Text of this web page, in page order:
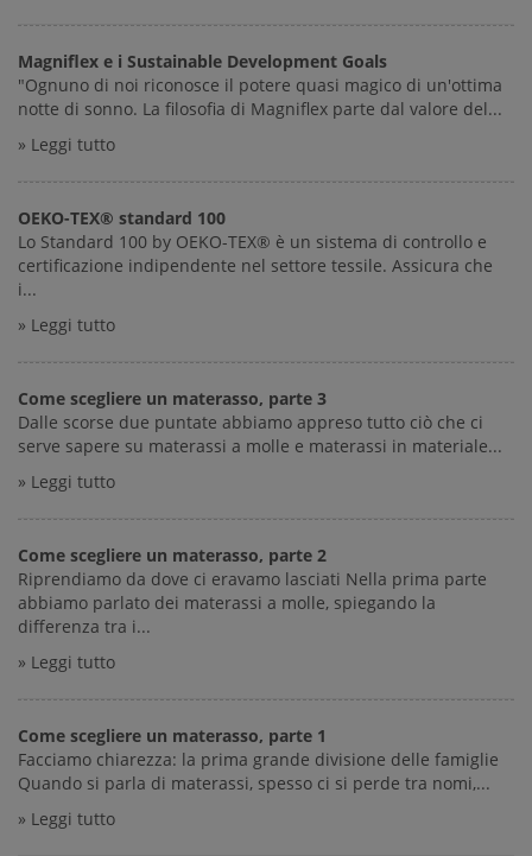
Magniflex e i Sustainable Development Goals
"Ognuno di noi riconosce il potere quasi magico di un'ottima
notte di sonno. La filosofia di Magniflex parte dal valore del...
» Leggi tutto
OEKO-TEX® standard 100
Lo Standard 100 by OEKO-TEX® è un sistema di controllo e
certificazione indipendente nel settore tessile. Assicura che
i...
» Leggi tutto
Come scegliere un materasso, parte 3
Dalle scorse due puntate abbiamo appreso tutto ciò che ci
serve sapere su materassi a molle e materassi in materiale...
» Leggi tutto
Come scegliere un materasso, parte 2
Riprendiamo da dove ci eravamo lasciati Nella prima parte
abbiamo parlato dei materassi a molle, spiegando la
differenza tra i...
» Leggi tutto
Come scegliere un materasso, parte 1
Facciamo chiarezza: la prima grande divisione delle famiglie
Quando si parla di materassi, spesso ci si perde tra nomi,...
» Leggi tutto